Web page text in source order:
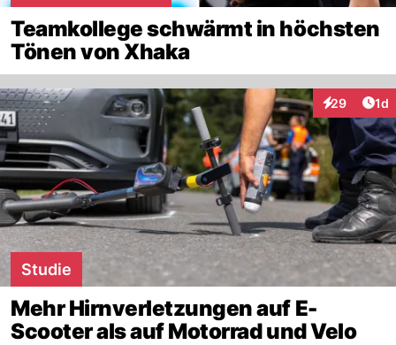
Teamkollege schwärmt in höchsten
Tönen von Xhaka
29
Interaktionen
1d
Studie
Mehr Hirnverletzungen auf E-
Scooter als auf Motorrad und Velo